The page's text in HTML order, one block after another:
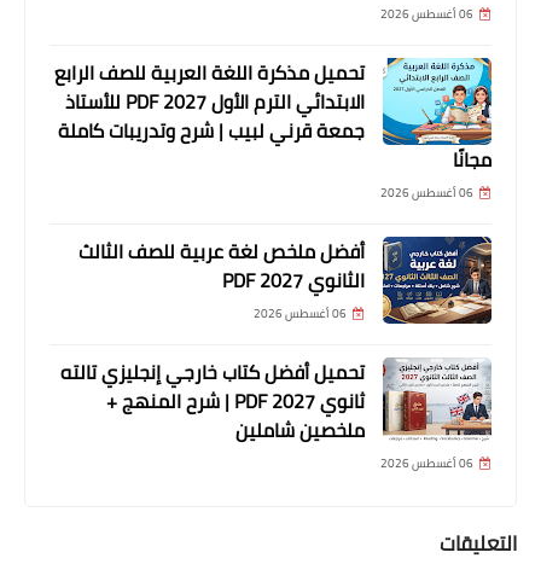
06 أغسطس 2026
تحميل مذكرة اللغة العربية للصف الرابع
الابتدائي الترم الأول 2027 PDF للأستاذ
جمعة قرني لبيب | شرح وتدريبات كاملة
مجانًا
06 أغسطس 2026
أفضل ملخص لغة عربية للصف الثالث
الثانوي 2027 PDF
06 أغسطس 2026
تحميل أفضل كتاب خارجي إنجليزي تالته
ثانوي 2027 PDF | شرح المنهج +
ملخصين شاملين
06 أغسطس 2026
التعليقات